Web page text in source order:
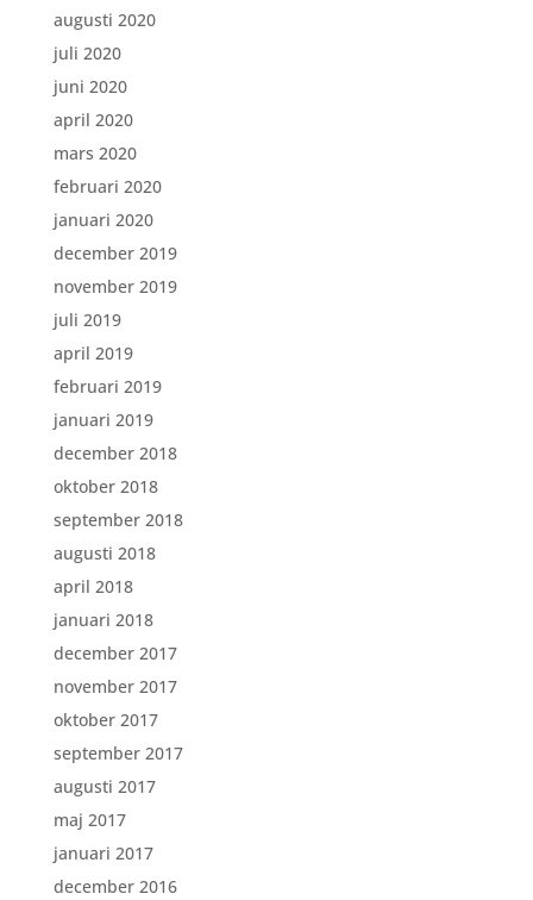
augusti 2020
juli 2020
juni 2020
april 2020
mars 2020
februari 2020
januari 2020
december 2019
november 2019
juli 2019
april 2019
februari 2019
januari 2019
december 2018
oktober 2018
september 2018
augusti 2018
april 2018
januari 2018
december 2017
november 2017
oktober 2017
september 2017
augusti 2017
maj 2017
januari 2017
december 2016